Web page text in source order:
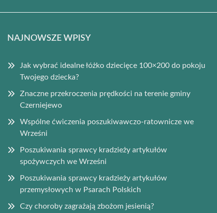
NAJNOWSZE WPISY
Jak wybrać idealne łóżko dziecięce 100×200 do pokoju
Twojego dziecka?
Znaczne przekroczenia prędkości na terenie gminy
Czerniejewo
Wspólne ćwiczenia poszukiwawczo-ratownicze we
Wrześni
Poszukiwania sprawcy kradzieży artykułów
spożywczych we Wrześni
Poszukiwania sprawcy kradzieży artykułów
przemysłowych w Psarach Polskich
Czy choroby zagrażają zbożom jesienią?